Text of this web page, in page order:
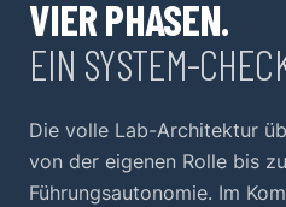
VIER PHASEN.
EIN SYSTEM-
Die volle Lab-Architektur
von der eigenen Rolle bis
Führungsautonomie. Im